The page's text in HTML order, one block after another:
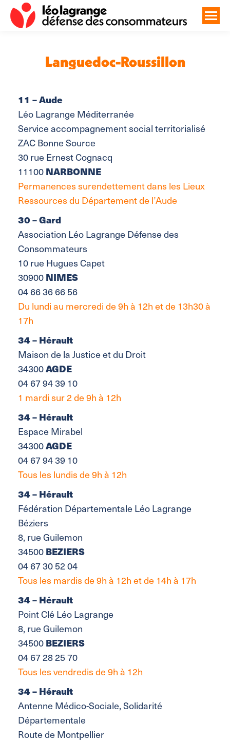
Languedoc-Roussillon
11 – Aude
Léo Lagrange Méditerranée
Service accompagnement social territorialisé
ZAC Bonne Source
30 rue Ernest Cognacq
11100 NARBONNE
Permanences surendettement dans les Lieux
Ressources du Département de l’Aude
30 – Gard
Association Léo Lagrange Défense des
Consommateurs
10 rue Hugues Capet
30900 NIMES
04 66 36 66 56
Du lundi au mercredi de 9h à 12h et de 13h30 à
17h
34 – Hérault
Maison de la Justice et du Droit
34300AGDE
04 67 94 39 10
1 mardi sur 2 de 9h à 12h
34 – Hérault
Espace Mirabel
34300AGDE
04 67 94 39 10
Tous les lundis de 9h à 12h
34 – Hérault
Fédération Départementale Léo Lagrange
Béziers
8, rue Guilemon
34500 BEZIERS
04 67 30 52 04
Tous les mardis de 9h à 12h et de 14h à 17h
34 – Hérault
Point Clé Léo Lagrange
8, rue Guilemon
34500 BEZIERS
04 67 28 25 70
Tous les vendredis de 9h à 12h
34 – Hérault
Antenne Médico-Sociale, Solidarité
Départementale
Route de Montpellier